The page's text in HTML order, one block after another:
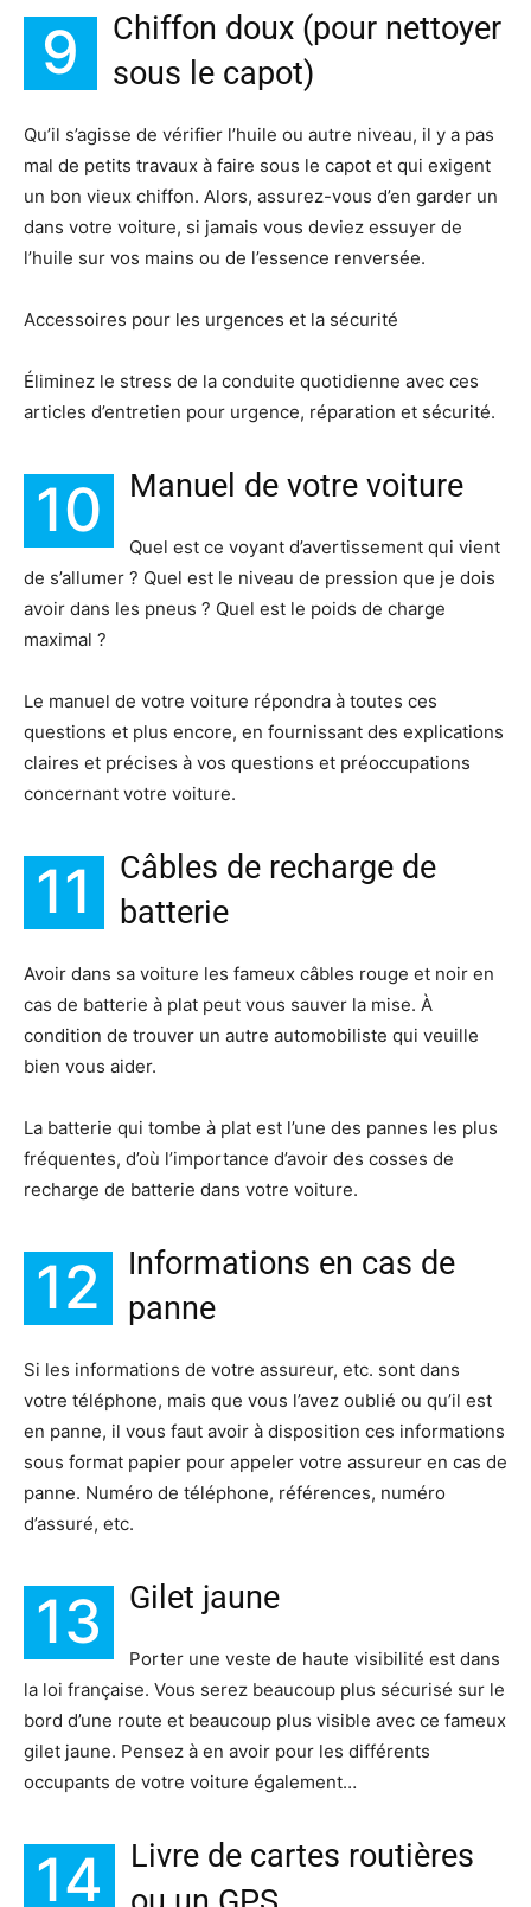
9
Chiffon doux (pour nettoyer
sous le capot)
Qu’il s’agisse de vérifier l’huile ou autre niveau, il y a pas
mal de petits travaux à faire sous le capot et qui exigent
un bon vieux chiffon. Alors, assurez-vous d’en garder un
dans votre voiture, si jamais vous deviez essuyer de
l’huile sur vos mains ou de l’essence renversée.
Accessoires pour les urgences et la sécurité
Éliminez le stress de la conduite quotidienne avec ces
articles d’entretien pour urgence, réparation et sécurité.
10 Manuel de votre voiture
Quel est ce voyant d’avertissement qui vient
de s’allumer ? Quel est le niveau de pression que je dois
avoir dans les pneus ? Quel est le poids de charge
maximal ?
Le manuel de votre voiture répondra à toutes ces
questions et plus encore, en fournissant des explications
claires et précises à vos questions et préoccupations
concernant votre voiture.
11
Câbles de recharge de
batterie
Avoir dans sa voiture les fameux câbles rouge et noir en
cas de batterie à plat peut vous sauver la mise. À
condition de trouver un autre automobiliste qui veuille
bien vous aider.
La batterie qui tombe à plat est l’une des pannes les plus
fréquentes, d’où l’importance d’avoir des cosses de
recharge de batterie dans votre voiture.
12
Informations en cas de
panne
Si les informations de votre assureur, etc. sont dans
votre téléphone, mais que vous l’avez oublié ou qu’il est
en panne, il vous faut avoir à disposition ces informations
sous format papier pour appeler votre assureur en cas de
panne. Numéro de téléphone, références, numéro
d’assuré, etc.
13 Gilet jaune
Porter une veste de haute visibilité est dans
la loi française. Vous serez beaucoup plus sécurisé sur le
bord d’une route et beaucoup plus visible avec ce fameux
gilet jaune. Pensez à en avoir pour les différents
occupants de votre voiture également…
14
Livre de cartes routières